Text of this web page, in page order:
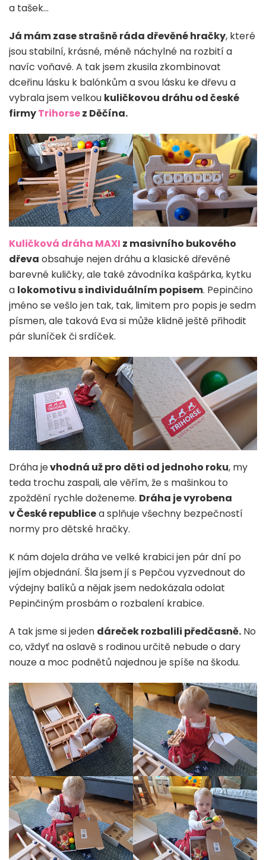
a tašek…
Já mám zase strašně ráda dřevěné hračky, které
jsou stabilní, krásné, méně náchylné na rozbití a
navíc voňavé. A tak jsem zkusila zkombinovat
dceřinu lásku k balónkům a svou lásku ke dřevu a
vybrala jsem velkou kuličkovou dráhu od české
firmyTrihorsez Děčína.
Kuličková dráha MAXI z masivního bukového
dřeva obsahuje nejen dráhu a klasické dřevěné
barevné kuličky, ale také závodníka kašpárka, kytku
a lokomotivu s individuálním popisem. Pepinčino
jméno se vešlo jen tak, tak, limitem pro popis je sedm
písmen, ale taková Eva si může klidně ještě přihodit
pár sluníček či srdíček.
Dráha jevhodná už pro děti od jednoho roku, my
teda trochu zaspali, ale věřím, že s mašinkou to
zpoždění rychle doženeme. Dráha je vyrobena
v České republicea splňuje všechny bezpečností
normy pro dětské hračky.
K nám dojela dráha ve velké krabici jen pár dní po
jejím objednání. Šla jsem jí s Pepčou vyzvednout do
výdejny balíků a nějak jsem nedokázala odolat
Pepinčiným prosbám o rozbalení krabice.
A tak jsme si jeden dáreček rozbalili předčasně. No
co, vždyť na oslavě s rodinou určitě nebude o dary
nouze a moc podnětů najednou je spíše na škodu.